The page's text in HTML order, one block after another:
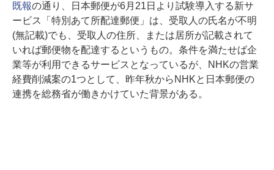
既報の通り、日本郵便が6月21日より試験導入する新サ
ービス「特別あて所配達郵便」は、受取人の氏名が不明
(無記載)でも、受取人の住所、または居所が記載されて
いれば郵便物を配達するというもの。条件を満たせば企
業等が利用できるサービスとなっているが、NHKの営業
経費削減案の1つとして、昨年秋からNHKと日本郵便の
連携を総務省が働きかけていた背景がある。